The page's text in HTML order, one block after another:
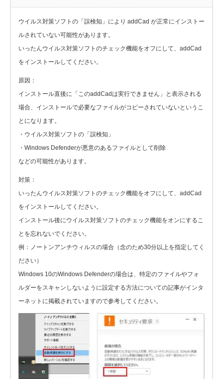
ウイルス対策ソフトの「誤検知」により addCad が正常にインストー
ルされていない可能性があります。
いったんウイルス対策ソフトのチェック機能をオフにして、addCad
をインストールしてください。
原因：
インストール直後に「このaddCadは実行できません」と表示される
場合、インストールで必要なファイルがコピーされていないというこ
とになります。
・ウイルス対策ソフトの「誤検知」
・Windows Defenderが悪意のあるファイルとして削除
などの可能性があります。
対策：
いったんウイルス対策ソフトのチェック機能をオフにして、addCad
をインストールしてください。
インストール後にウイルス対策ソフトのチェック機能をオンにするこ
とを忘れないでください。
例：ノートンアンチウィルスの場合（念のため30分以上を指定してく
ださい）
Windows 10のWindows Defenderの場合は、特定のファイルやフォ
ルダーをスキャンしないように設定する方法についての記事がインタ
ーネットに掲載されていますので参考してください。